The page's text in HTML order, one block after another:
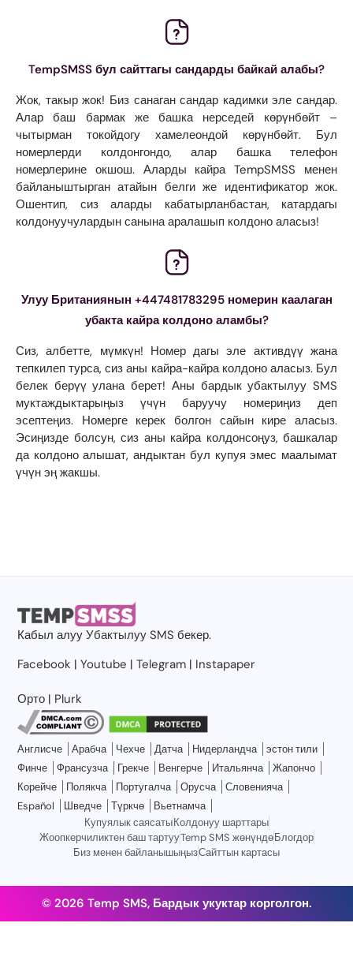
TempSMSS бул сайттагы сандарды байкай алабы?
Жок, такыр жок! Биз санаган сандар кадимки эле сандар.
Алар баш бармак же башка нерседей көрүнбөйт –
чытырман токойдогу хамелеондой көрүнбөйт. Бул
номерлерди колдонгондо, алар башка телефон
номерлерине окшош. Аларды кайра TempSMSS менен
байланыштырган атайын белги же идентификатор жок.
Ошентип, сиз аларды кабатырланбастан, катардагы
колдонуучулардын санына аралашып колдоно аласыз!
Улуу Британиянын +447481783295 номерин каалаган
убакта кайра колдоно аламбы?
Сиз, албетте, мүмкүн! Номер дагы эле активдүү жана
тепкилеп турса, сиз аны кайра-кайра колдоно аласыз. Бул
белек берүү улана берет! Аны бардык убактылуу SMS
муктаждыктарыңыз үчүн баруучу номериңиз деп
эсептеңиз. Номерге керек болгон сайын кире аласыз.
Эсиңизде болсун, сиз аны кайра колдонсоңуз, башкалар
да колдоно алышат, андыктан бул купуя эмес маалымат
үчүн эң жакшы.
Кабыл алууУбактылуу SMS бекер.
Facebook |Youtube |Telegram | Instapaper
Орто | Plurk
Англисче Арабча Чехче Датча Нидерландча
эстон тили
Финче
Франсузча Грекче Венгерче Итальянча
Жапончо
Корейче
Полякча Португалча Орусча
Словенияча
Español
Шведче Түркчө
Вьетнамча
Купуялык саясатыКолдонуу шарттары
Жоопкерчиликтен баш тартууTemp SMS жөнүндөБлогдор
Биз менен байланышыңызСайттын картасы
© 2026 Temp SMS, Бардык укуктар корголгон.